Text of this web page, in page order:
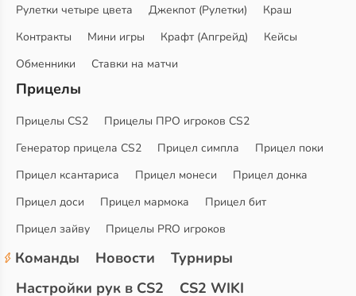
Рулетки четыре цвета
Джекпот (Рулетки)
Краш
Контракты
Мини игры Крафт (Апгрейд)
Кейсы
Обменники
Ставки на матчи
Прицелы
Прицелы CS2
Прицелы ПРО игроков CS2
Генератор прицела CS2
Прицел симпла
Прицел поки
Прицел ксантариса
Прицел монеси
Прицел донка
Прицел доси
Прицел мармока
Прицел бит
Прицел зайву
Прицелы PRO игроков
Команды Новости
Турниры
Настройки рук в CS2
CS2 WIKI